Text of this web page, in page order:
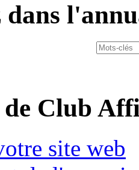
dans
Club
site web